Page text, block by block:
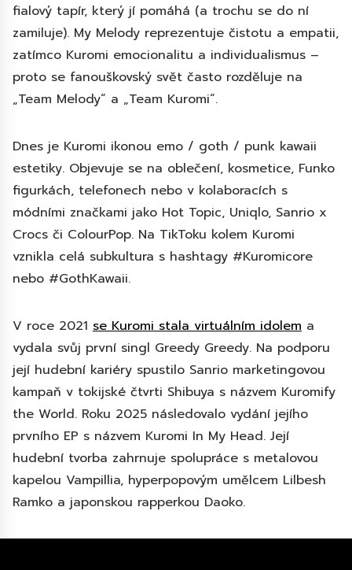
fialový tapír, který jí pomáhá (a trochu se do ní
zamiluje). My Melody reprezentuje čistotu a empatii,
zatímco Kuromi emocionalitu a individualismus –
proto se fanouškovský svět často rozděluje na
„Team Melody“ a „Team Kuromi“.
Dnes je Kuromi ikonou emo / goth / punk kawaii
estetiky. Objevuje se na oblečení, kosmetice, Funko
figurkách, telefonech nebo v kolaboracích s
módními značkami jako Hot Topic, Uniqlo, Sanrio x
Crocs či ColourPop. Na TikToku kolem Kuromi
vznikla celá subkultura s hashtagy #Kuromicore
nebo #GothKawaii.
V roce 2021 se Kuromi stala virtuálním idolem a
vydala svůj první singl Greedy Greedy. Na podporu
její hudební kariéry spustilo Sanrio marketingovou
kampaň v tokijské čtvrti Shibuya s názvem Kuromify
the World. Roku 2025 následovalo vydání jejího
prvního EP s názvem Kuromi In My Head. Její
hudební tvorba zahrnuje spolupráce s metalovou
kapelou Vampillia, hyperpopovým umělcem Lilbesh
Ramko a japonskou rapperkou Daoko.